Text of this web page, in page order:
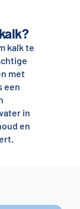
kalk te
met
een
in
en